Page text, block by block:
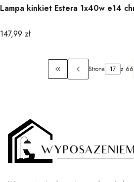
Lampa kinkiet Estera 1x40w e14
Cena
147,99 zł
Wróć do pierwszej
Strona z 66